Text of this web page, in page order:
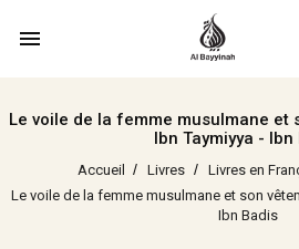
menu
Le voile de la femme musulmane et
Ibn Taymiyya - Ibn
Accueil Livres Livres en
Le voile de la femme musulmane et son
Ibn Badis